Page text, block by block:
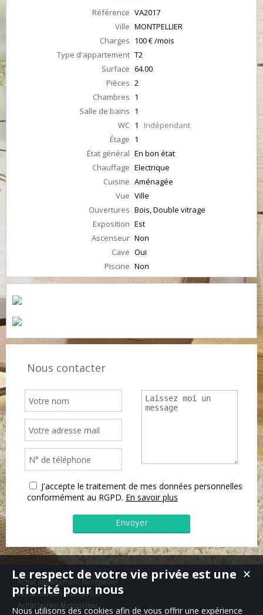
Référence VA2017
Ville MONTPELLIER
Charges 100 € /mois
Type d'appartement T2
Surface 64.00
Pièces 2
Chambres 1
Salle de bains 1
WC 1 Indépendant
Étage 1
État général En bon état
Chauffage Electrique
Cuisine Aménagée
Vue Ville
Ouvertures Bois, Double vitrage
Exposition Est
Ascenseur Non
Cave Oui
Piscine Non
Nous contacter
J'accepte le traitement de mes données personnelles
conformément au RGPD. En savoir plus
Achat appartement Montpellier
Achat maison Montpellier
Achat terrain Montpellier
✕
Le respect de votre vie privée est une
priorité pour nous
Nous utilisons des cookies afin de vous offrir une expérience